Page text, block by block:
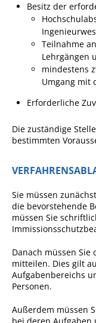
Besitz der
Teilnahme
Lehrgängen
mindestens
Umgang mit
Erforderliche
Die zuständige
bestimmten
Sie müssen
die bevorstehende
müssen Sie
Danach müssen
mitteilen. Dies gilt
Aufgabenbereichs
Personen.
Außerdem müssen